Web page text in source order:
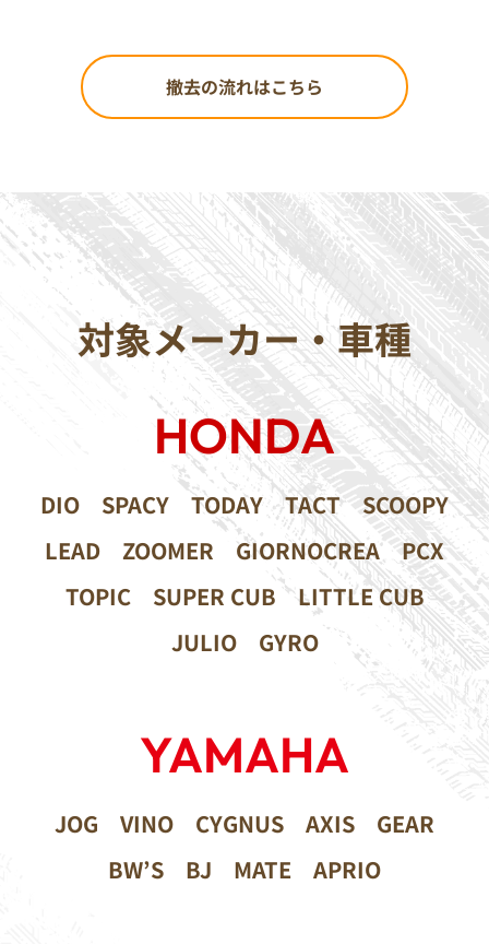
撤去の流れはこちら
対象メーカー・車種
HONDA
DIO SPACY TODAY TACT
SCOOPY
LEAD
ZOOMER GIORNOCREA
PCX
TOPIC
SUPER CUB
LITTLE CUB
JULIO
GYRO
YAMAHA
JOG VINO CYGNUS AXIS
GEAR
BW’S
BJ MATE APRIO